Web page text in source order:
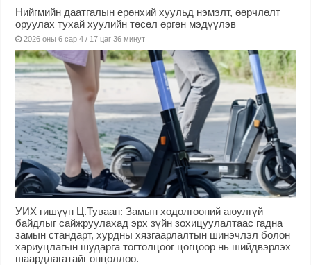
Нийгмийн даатгалын ерөнхий хуульд нэмэлт, өөрчлөлт
оруулах тухай хуулийн төсөл өргөн мэдүүлэв
2026 оны 6 сар 4 / 17 цаг 36 минут
УИХ гишүүн Ц.Туваан: Замын хөдөлгөөний аюулгүй
байдлыг сайжруулахад эрх зүйн зохицуулалтаас гадна
замын стандарт, хурдны хязгаарлалтын шинэчлэл болон
хариуцлагын шударга тогтолцоог цогцоор нь шийдвэрлэх
шаардлагатайг онцоллоо.